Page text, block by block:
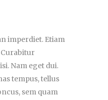
imperdiet. Etiam
Nam eget dui.
tempus, tellus
sem quam